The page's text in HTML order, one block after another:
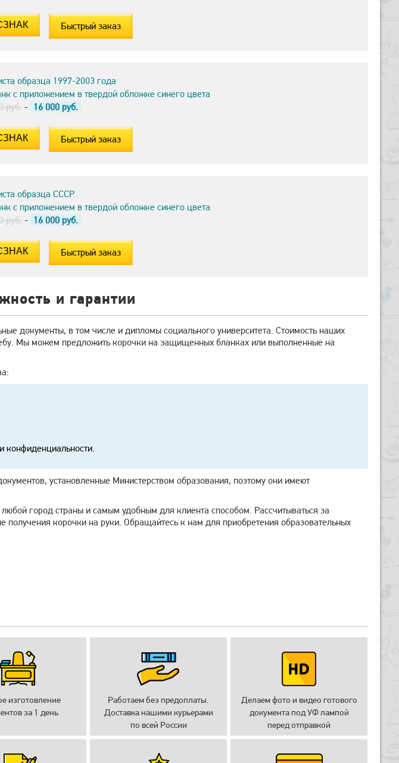
Быстрый заказ
образца 1997-2003 года
с приложением в твердой обложке синего цвета
руб. - 16 000 руб.
Быстрый заказ
образца СССР
с приложением в твердой обложке синего цвета
руб. - 16 000 руб.
Быстрый заказ
и гарантии
документы, в том числе и дипломы социального университета. Стоимость наших
Мы можем предложить корочки на защищенных бланках или выполненные на
конфиденциальности.
установленные Министерством образования, поэтому они имеют
город страны и самым удобным для клиента способом. Рассчитываться за
получения корочки на руки. Обращайтесь к нам для приобретения образовательных
изготовление
за 1 день
Работаем без предоплаты.
Доставка нашими курьерами
по всей России
Делаем фото и видео готового
документа под УФ лампой
перед отправкой